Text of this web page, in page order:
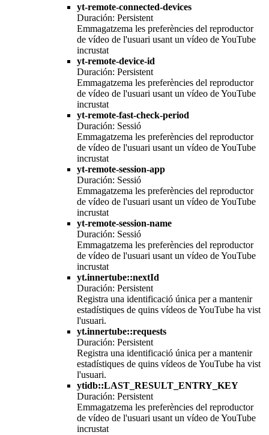
yt-remote-connected-devices
Duración: Persistent
Emmagatzema les preferències del reproductor
de vídeo de l'usuari usant un vídeo de YouTube
incrustat
yt-remote-device-id
Duración: Persistent
Emmagatzema les preferències del reproductor
de vídeo de l'usuari usant un vídeo de YouTube
incrustat
yt-remote-fast-check-period
Duración: Sessió
Emmagatzema les preferències del reproductor
de vídeo de l'usuari usant un vídeo de YouTube
incrustat
yt-remote-session-app
Duración: Sessió
Emmagatzema les preferències del reproductor
de vídeo de l'usuari usant un vídeo de YouTube
incrustat
yt-remote-session-name
Duración: Sessió
Emmagatzema les preferències del reproductor
de vídeo de l'usuari usant un vídeo de YouTube
incrustat
yt.innertube::nextId
Duración: Persistent
Registra una identificació única per a mantenir
estadístiques de quins vídeos de YouTube ha vist
l'usuari.
yt.innertube::requests
Duración: Persistent
Registra una identificació única per a mantenir
estadístiques de quins vídeos de YouTube ha vist
l'usuari.
ytidb::LAST_RESULT_ENTRY_KEY
Duración: Persistent
Emmagatzema les preferències del reproductor
de vídeo de l'usuari usant un vídeo de YouTube
incrustat